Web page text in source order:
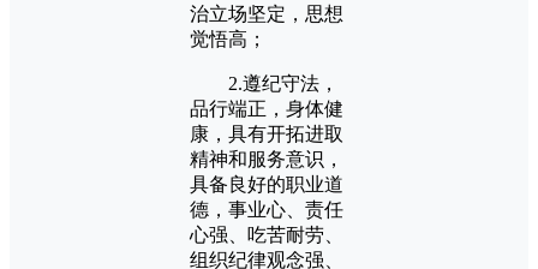
治立场坚定，思想
觉悟高；
2.遵纪守法，
品行端正，身体健
康，具有开拓进取
精神和服务意识，
具备良好的职业道
德，事业心、责任
心强、吃苦耐劳、
组织纪律观念强、